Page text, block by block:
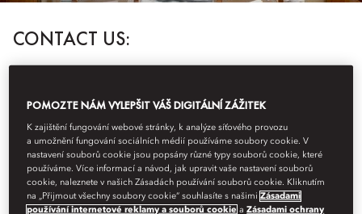
CONTACT US:
Please complete the form with your request for spa treatment and
we will contact you to confirm availability.
) required field
POMOZTE NÁM VYLEPŠIT VÁŠ DIGITÁLNÍ ZÁŽITEK
K zajištění fungování webové stránky, k analýze síťového provozu
a umožnění fungování sociálních médií používáme soubory cookie. V
nastavení souborů cookie jsou popsány různé typy souborů cookie, které
používáme. Více informací a návod, jak upravit vaše nastavení souborů
cookie, naleznete v našich Zásadách používání souborů cookie. Kliknutím
na „Přijmout všechny soubory cookie“ souhlasíte s našimiZásadami
používání internetové reklamy a souborů cookie aZásadami ochrany